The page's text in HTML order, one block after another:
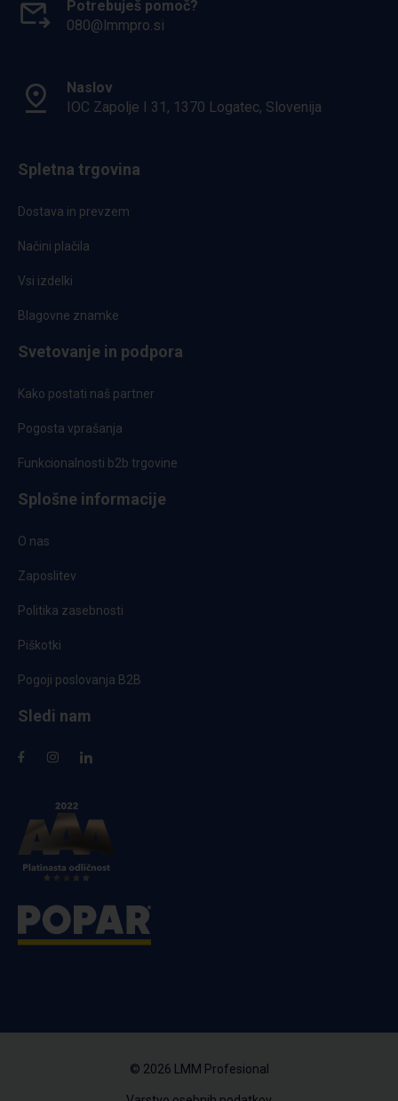
Potrebuješ pomoč?
080@lmmpro.si
Naslov
IOC Zapolje I 31, 1370 Logatec, Slovenija
Spletna trgovina
Dostava in prevzem
Načini plačila
Vsi izdelki
Blagovne znamke
Svetovanje in podpora
Kako postati naš partner
Pogosta vprašanja
Funkcionalnosti b2b trgovine
Splošne informacije
O nas
Zaposlitev
Politika zasebnosti
Piškotki
Pogoji poslovanja B2B
Sledi nam
© 2026 LMM Profesional